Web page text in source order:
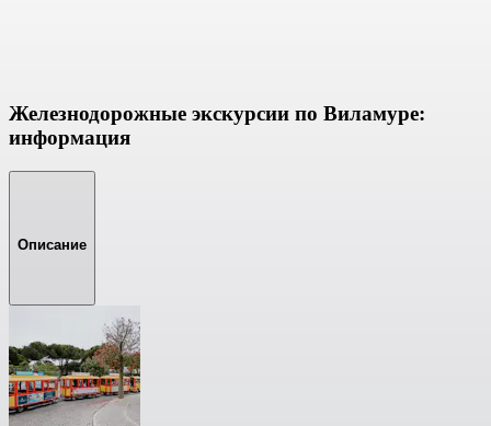
Железнодорожные экскурсии по Виламуре:
информация
Описание